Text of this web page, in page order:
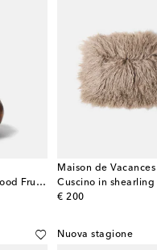
Oggetto decorativo Wood Fruits in argento
Maison de Vacances
Cuscino in shearling
€ 200
original price
Nuova stagione